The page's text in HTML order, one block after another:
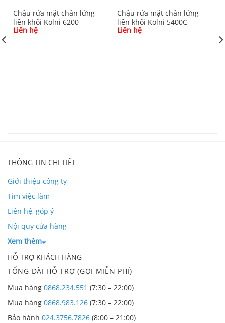
Chậu rửa mặt chân lửng
liền khối Kolni 6200
Liên hệ
Chậu rửa mặt chân lửng
liền khối Kolni 5400C
Liên hệ
THÔNG TIN CHI TIẾT
Giới thiệu công ty
Tìm việc làm
Liên hệ, góp ý
Nội quy cửa hàng
Xem thêm
HỖ TRỢ KHÁCH HÀNG
TỔNG ĐÀI HỖ TRỢ (GỌI MIỄN PHÍ)
Mua hàng 0868.234.551 (7:30 – 22:00)
Mua hàng 0868.983.126 (7:30 – 22:00)
Bảo hành 024.3756.7826 (8:00 – 21:00)